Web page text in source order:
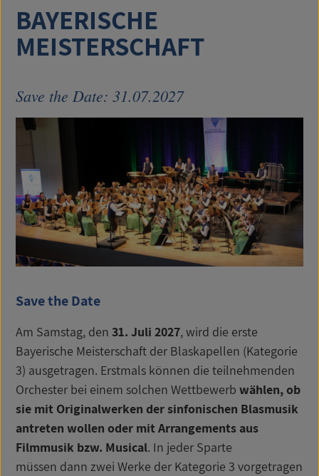
BAYERISCHE
MEISTERSCHAFT
Save the Date: 31.07.2027
Save the Date
Am Samstag, den31. Juli 2027, wird die erste
Bayerische Meisterschaft der Blaskapellen (Kategorie
3) ausgetragen. Erstmals können die teilnehmenden
Orchester bei einem solchen Wettbewerbwählen, ob
sie mit Originalwerken der sinfonischen Blasmusik
antreten wollen oder mit Arrangements aus
Filmmusik bzw. Musical. In jeder Sparte
müssen dann zwei Werke der Kategorie 3 vorgetragen